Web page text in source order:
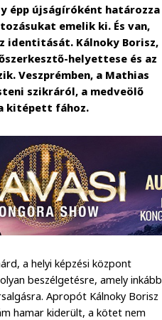
épp újságíróként határozza
emelik ki. És van,
identitását. Kálnoky Borisz,
helyettese és az
Veszprémben, a Mathias
szikráról, a medveölő
kitépett fához.
a helyi képzési központ
beszélgetésre, amely inkább
Apropót Kálnoky Borisz
hamar kiderült, a kötet nem